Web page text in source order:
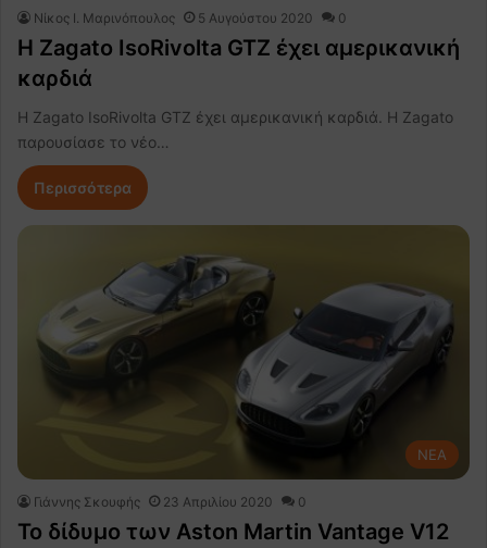
Nίκος Ι. Mαρινόπουλος 5 Αυγούστου 2020 0
H Zagato IsoRivolta GTZ έχει αμερικανική
καρδιά
H Zagato IsoRivolta GTZ έχει αμερικανική καρδιά. Η Zagato
παρουσίασε το νέο…
Περισσότερα
NEA
Γιάννης Σκουφής 23 Απριλίου 2020 0
Το δίδυμο των Aston Martin Vantage V12